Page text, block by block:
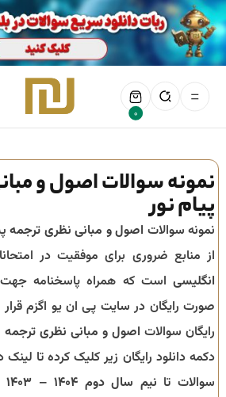
0
نمونه سوالات اصول و
پیام نور
نمونه سوالات اصول و مبانی نظری ترجمه
از منابع ضروری برای موفقیت در
انگلیسی است که همراه پاسخنامه جهت
صورت رایگان در سایت پی ان یو اگزم قرار
رایگان سوالات اصول و مبانی نظری ترجمه
سوالات تا نیم سال دوم ۱۴۰۴ – ۱۴۰۳